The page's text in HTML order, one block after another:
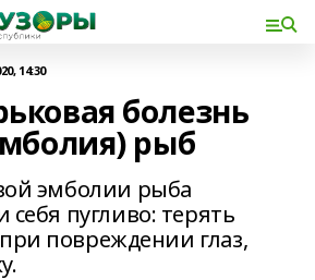
14:30
болезнь
рыб
эмболии рыба
себя пугливо: терять
повреждении глаз,